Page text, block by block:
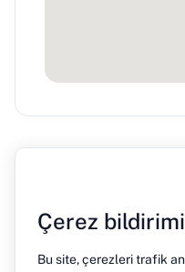
Çerez bildirimi
Bu site, çerezleri trafik
HakkımızdaBlogBasın